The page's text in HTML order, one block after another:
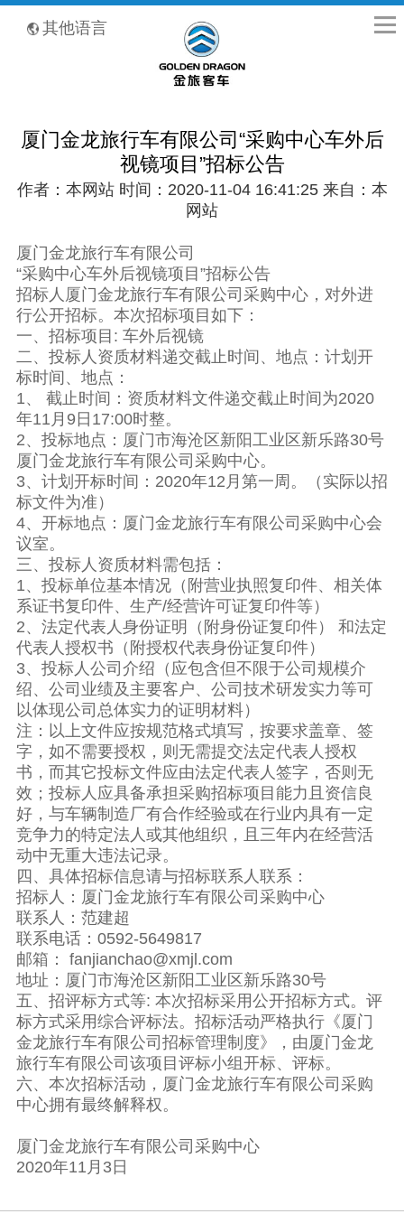
其他语言
厦门金龙旅行车有限公司“采购中心车外后
视镜项目”招标公告
作者：本网站 时间：2020-11-04 16:41:25 来自：本
网站
厦门金龙旅行车有限公司
“采购中心车外后视镜项目”招标公告
招标人厦门金龙旅行车有限公司采购中心，对外进
行公开招标。本次招标项目如下：
一、招标项目: 车外后视镜
二、投标人资质材料递交截止时间、地点：计划开
标时间、地点：
1、 截止时间：资质材料文件递交截止时间为2020
年11月9日17:00时整。
2、投标地点：厦门市海沧区新阳工业区新乐路30号
厦门金龙旅行车有限公司采购中心。
3、计划开标时间：2020年12月第一周。（实际以招
标文件为准）
4、开标地点：厦门金龙旅行车有限公司采购中心会
议室。
三、投标人资质材料需包括：
1、投标单位基本情况（附营业执照复印件、相关体
系证书复印件、生产/经营许可证复印件等）
2、法定代表人身份证明（附身份证复印件） 和法定
代表人授权书（附授权代表身份证复印件）
3、投标人公司介绍（应包含但不限于公司规模介
绍、公司业绩及主要客户、公司技术研发实力等可
以体现公司总体实力的证明材料）
注：以上文件应按规范格式填写，按要求盖章、签
字，如不需要授权，则无需提交法定代表人授权
书，而其它投标文件应由法定代表人签字，否则无
效；投标人应具备承担采购招标项目能力且资信良
好，与车辆制造厂有合作经验或在行业内具有一定
竞争力的特定法人或其他组织，且三年内在经营活
动中无重大违法记录。
四、具体招标信息请与招标联系人联系：
招标人：厦门金龙旅行车有限公司采购中心
联系人：范建超
联系电话：0592-5649817
邮箱： fanjianchao@xmjl.com
地址：厦门市海沧区新阳工业区新乐路30号
五、招评标方式等: 本次招标采用公开招标方式。评
标方式采用综合评标法。招标活动严格执行《厦门
金龙旅行车有限公司招标管理制度》，由厦门金龙
旅行车有限公司该项目评标小组开标、评标。
六、本次招标活动，厦门金龙旅行车有限公司采购
中心拥有最终解释权。
厦门金龙旅行车有限公司采购中心
2020年11月3日